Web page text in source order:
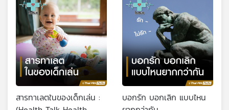
สารทาเลตในของเด็กเล่น :
บอกรัก บอกเลิก แบบไหน